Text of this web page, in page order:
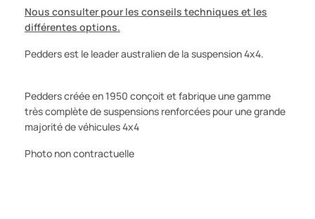
Nous consulter pour les conseils techniques et les
différentes options.
Pedders est le leaderaustraliende la suspension4x4.
Pedderscrééeen 1950 conçoitetfabriqueunegamme
trèscomplètede suspensions renforcées pourunegrande
majoritédevéhicules4x4
Photo non contractuelle